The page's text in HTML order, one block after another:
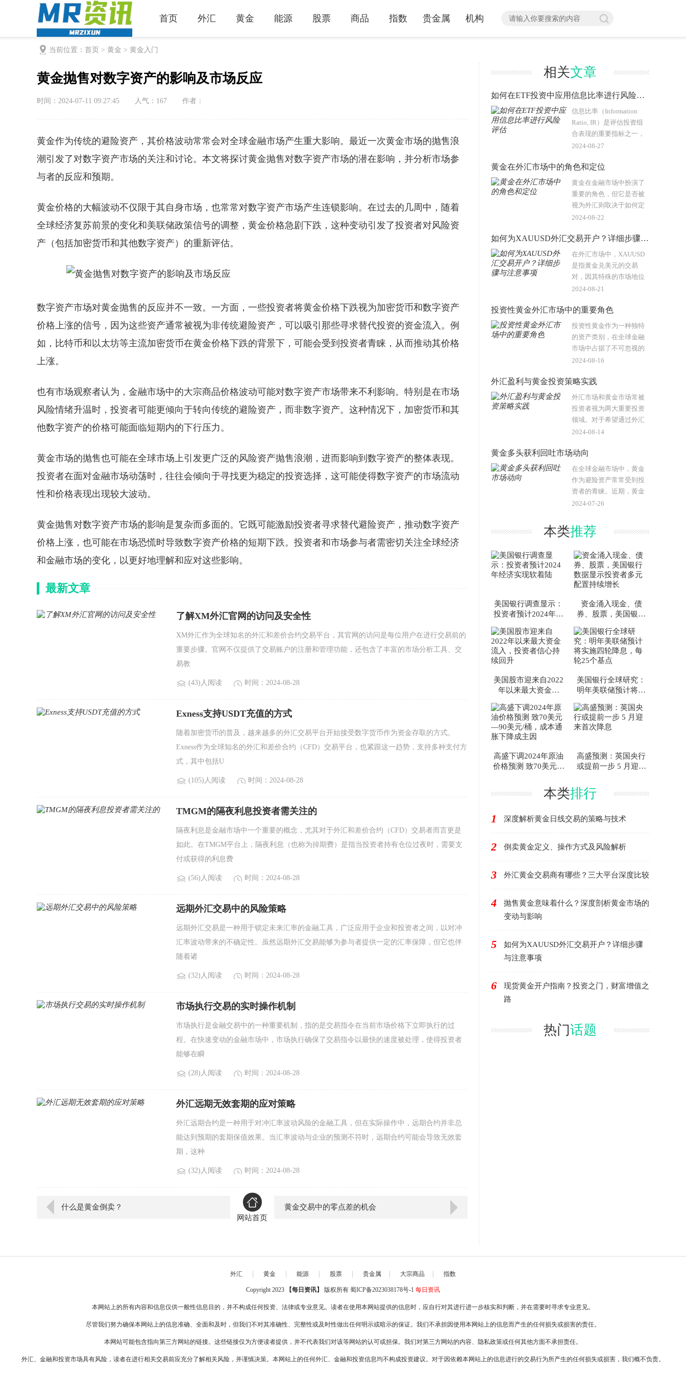
首页 外汇 黄金 能源 股票 商品 指数 贵金属 机构
当前位置： 首页 > 黄金 > 黄金入门
黄金抛售对数字资产的影响及市场反应
时间：2024-07-11 09:27:45 人气： 167 作者：
黄金作为传统的避险资产，其价格波动常常会对全球金融市场产生重大影响。最近一次黄金市场的抛售浪
潮引发了对数字资产市场的关注和讨论。本文将探讨黄金抛售对数字资产市场的潜在影响，并分析市场参
与者的反应和预期。
黄金价格的大幅波动不仅限于其自身市场，也常常对数字资产市场产生连锁影响。在过去的几周中，随着
全球经济复苏前景的变化和美联储政策信号的调整，黄金价格急剧下跌，这种变动引发了投资者对风险资
产（包括加密货币和其他数字资产）的重新评估。
数字资产市场对黄金抛售的反应并不一致。一方面，一些投资者将黄金价格下跌视为加密货币和数字资产
价格上涨的信号，因为这些资产通常被视为非传统避险资产，可以吸引那些寻求替代投资的资金流入。例
如，比特币和以太坊等主流加密货币在黄金价格下跌的背景下，可能会受到投资者青睐，从而推动其价格
上涨。
也有市场观察者认为，金融市场中的大宗商品价格波动可能对数字资产市场带来不利影响。特别是在市场
风险情绪升温时，投资者可能更倾向于转向传统的避险资产，而非数字资产。这种情况下，加密货币和其
他数字资产的价格可能面临短期内的下行压力。
黄金市场的抛售也可能在全球市场上引发更广泛的风险资产抛售浪潮，进而影响到数字资产的整体表现。
投资者在面对金融市场动荡时，往往会倾向于寻找更为稳定的投资选择，这可能使得数字资产的市场流动
性和价格表现出现较大波动。
黄金抛售对数字资产市场的影响是复杂而多面的。它既可能激励投资者寻求替代避险资产，推动数字资产
价格上涨，也可能在市场恐慌时导致数字资产价格的短期下跌。投资者和市场参与者需密切关注全球经济
和金融市场的变化，以更好地理解和应对这些影响。
最新文章
了解XM外汇官网的访问及安全性
XM外汇作为全球知名的外汇和差价合约交易平台，其官网的访问是每位用户在进行交易前的
重要步骤。官网不仅提供了交易账户的注册和管理功能，还包含了丰富的市场分析工具、交
易教
(43)人阅读 时间：2024-08-28
Exness支持USDT充值的方式
随着加密货币的普及，越来越多的外汇交易平台开始接受数字货币作为资金存取的方式。
Exness作为全球知名的外汇和差价合约（CFD）交易平台，也紧跟这一趋势，支持多种支付方
式，其中包括U
(105)人阅读 时间：2024-08-28
TMGM的隔夜利息投资者需关注的
隔夜利息是金融市场中一个重要的概念，尤其对于外汇和差价合约（CFD）交易者而言更是
如此。在TMGM平台上，隔夜利息（也称为掉期费）是指当投资者持有仓位过夜时，需要支
付或获得的利息费
(56)人阅读 时间：2024-08-28
远期外汇交易中的风险策略
远期外汇交易是一种用于锁定未来汇率的金融工具，广泛应用于企业和投资者之间，以对冲
汇率波动带来的不确定性。虽然远期外汇交易能够为参与者提供一定的汇率保障，但它也伴
随着诸
(32)人阅读 时间：2024-08-28
市场执行交易的实时操作机制
市场执行是金融交易中的一种重要机制，指的是交易指令在当前市场价格下立即执行的过
程。在快速变动的金融市场中，市场执行确保了交易指令以最快的速度被处理，使得投资者
能够在瞬
(28)人阅读 时间：2024-08-28
外汇远期无效套期的应对策略
外汇远期合约是一种用于对冲汇率波动风险的金融工具，但在实际操作中，远期合约并非总
能达到预期的套期保值效果。当汇率波动与企业的预测不符时，远期合约可能会导致无效套
期，这种
(32)人阅读 时间：2024-08-28
什么是黄金倒卖？
网站首页
黄金交易中的零点差的机会
相关文章
如何在ETF投资中应用信息比率进行风险评估
信息比率（Information
Ratio, IR）是评估投资组
合表现的重要指标之一，
尤其在ETF投资中具有特
衡量的是投资组合或基金
相对于基准指数的超额回
报与跟踪误差..
2024-08-27
黄金在外汇市场中的角色和定位
黄金在金融市场中扮演了
重要的角色，但它是否被
视为外汇则取决于如何定
义外汇。外汇通常指的是
黄金作为一种贵金属，虽
有时与货币进行交易，但
其性质和用途与..
2024-08-22
如何为XAUUSD外汇交易开户？详细步骤与注意事项
在外汇市场中，XAUUSD
是指黄金兑美元的交易
对，因其特殊的市场地位
和较高的交易量，吸引了
一个专门用于XAUUSD交
易的账户，是进入这一市
场的第一步。以下将详..
2024-08-21
投资性黄金外汇市场中的重要角色
投资性黄金作为一种独特
的资产类别，在全球金融
市场中占据了不可忽视的
地位。与外汇市场的紧密
种贵金属，更是一种特殊
的货币。黄金的价格波动
与外汇市场息..
2024-08-16
外汇盈利与黄金投资策略实践
外汇市场和黄金市场常被
投资者视为两大重要投资
领域。对于希望通过外汇
交易获得利润并将其用于
理解这两者之间的关系和
相互影响至关重要。本文
将详细探..
2024-08-14
黄金多头获利回吐市场动向
在全球金融市场中，黄金
作为避险资产常常受到投
资者的青睐。近期，黄金
多头的获利回吐现象引起
将探讨这一现象的背景、
原因及其对市场的影响，
2024-07-26
本类推荐
美国银行调查显示：
投资者预计2024年经
资金涌入现金、债
券、股票，美国银行
配置持续增长
美国股市迎来自2022
年以来最大资金流
回升
美国银行全球研究：
明年美联储预计将实
个基点
高盛下调2024年原油
价格预测 致70美元—
高盛预测：英国央行
或提前一步 5 月迎来
本类排行
1 深度解析黄金日线交易的策略与技术
2 倒卖黄金定义、操作方式及风险解析
3 外汇黄金交易商有哪些？三大平台深度比较
4
抛售黄金意味着什么？深度剖析黄金市场的
变动与影响
5
如何为XAUUSD外汇交易开户？详细步骤
与注意事项
6
现货黄金开户指南？投资之门，财富增值之
路
热门话题
外汇 | 黄金 | 能源 | 股票 | 贵金属 | 大宗商品 | 指数
Copyright 2023 【每日资讯】 版权所有 蜀ICP备2023038178号-1 每日资讯
本网站上的所有内容和信息仅供一般性信息目的，并不构成任何投资、法律或专业意见。读者在使用本网站提供的信息时，应自行对其进行进一步核实和判断，并在需要时寻求专业意见。
尽管我们努力确保本网站上的信息准确、全面和及时，但我们不对其准确性、完整性或及时性做出任何明示或暗示的保证。我们不承担因使用本网站上的信息而产生的任何损失或损害的责任。
本网站可能包含指向第三方网站的链接。这些链接仅为方便读者提供，并不代表我们对该等网站的认可或担保。我们对第三方网站的内容、隐私政策或任何其他方面不承担责任。
外汇、金融和投资市场具有风险，读者在进行相关交易前应充分了解相关风险，并谨慎决策。本网站上的任何外汇、金融和投资信息均不构成投资建议。对于因依赖本网站上的信息进行的交易行为所产生的任何损失或损害，我们概不负责。